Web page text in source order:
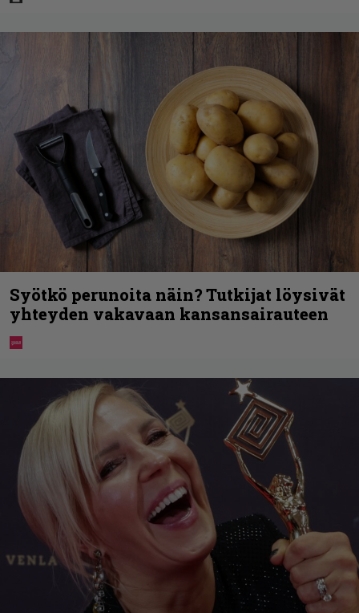
Syötkö perunoita näin? Tutkijat löysivät
yhteyden vakavaan kansansairauteen